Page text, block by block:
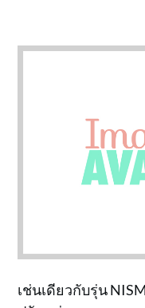
เช่นเดียวกับรุ่น